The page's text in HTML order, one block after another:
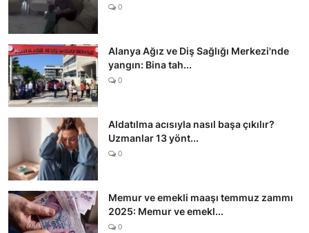
0
Alanya Ağız ve Diş Sağlığı Merkezi'nde
yangın: Bina tah...
0
Aldatılma acısıyla nasıl başa çıkılır?
Uzmanlar 13 yönt...
0
Memur ve emekli maaşı temmuz zammı
2025: Memur ve emekl...
0